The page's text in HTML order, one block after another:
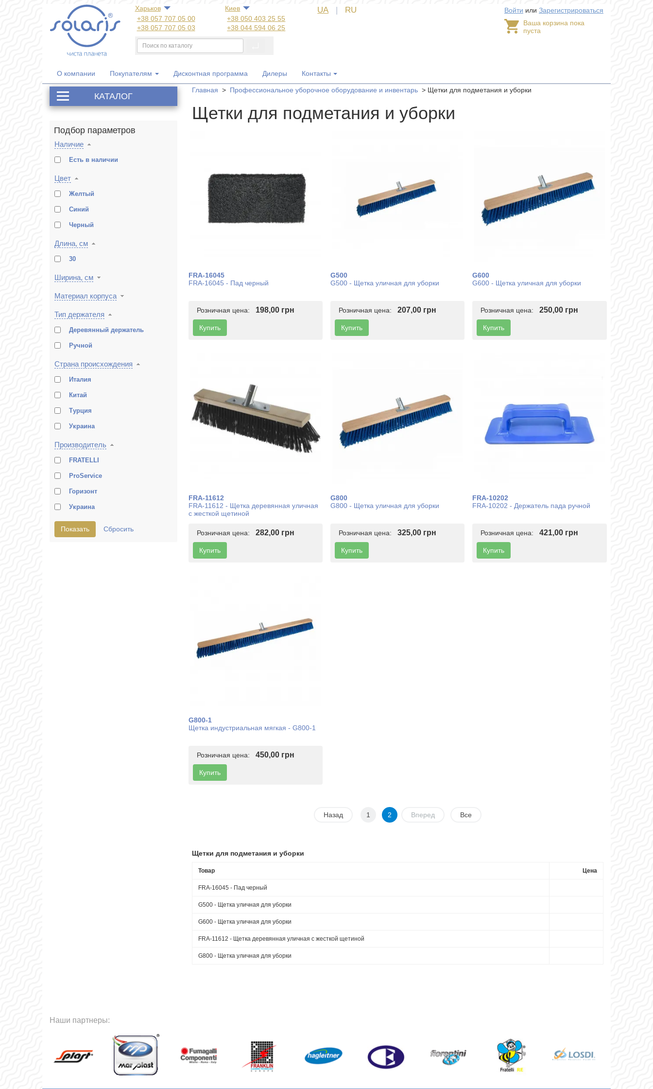
Войти или Зарегистрироваться
Харьков
+38 057 707 05 00
+38 057 707 05 03
+38 050 300 06 77
+38 067 533 81 21
+38 063 707 05 00
Киев
+38 050 403 25 55
+38 044 594 06 25
+38 044 572 60 14
+38 067 554 50 60
UA | RU
Ваша корзина пока
пуста
О компании Покупателям Дисконтная программа Дилеры Контакты
Главная > Профессиональное уборочное оборудование и инвентарь > Щетки для подметания и уборки
КАТАЛОГ
Подбор параметров
Наличие
Есть в наличии
Цвет
Желтый
Синий
Черный
Длина, см
30
Ширина, см
Материал корпуса
Тип держателя
Деревянный держатель
Ручной
Страна происхождения
Италия
Китай
Турция
Украина
Производитель
FRATELLI
ProService
Горизонт
Украина
Щетки для подметания и уборки
FRA-16045
FRA-16045 - Пад черный
Розничная цена: 198,00 грн
Купить
G500
G500 - Щетка уличная для уборки
Розничная цена: 207,00 грн
Купить
G600
G600 - Щетка уличная для уборки
Розничная цена:250,00 грн
Купить
FRA-11612
FRA-11612 - Щетка деревянная уличная
с жесткой щетиной
Розничная цена: 282,00 грн
Купить
G800
G800 - Щетка уличная для уборки
Розничная цена: 325,00 грн
Купить
FRA-10202
FRA-10202 - Держатель пада ручной
Розничная цена:421,00 грн
Купить
G800-1
Щетка индустриальная мягкая - G800-1
Розничная цена: 450,00 грн
Купить
Назад 1 2 Вперед Все
Щетки для подметания и уборки
Товар Цена
FRA-16045 - Пад черный
G500 - Щетка уличная для уборки
G600 - Щетка уличная для уборки
FRA-11612 - Щетка деревянная уличная с жесткой щетиной
G800 - Щетка уличная для уборки
Наши партнеры: